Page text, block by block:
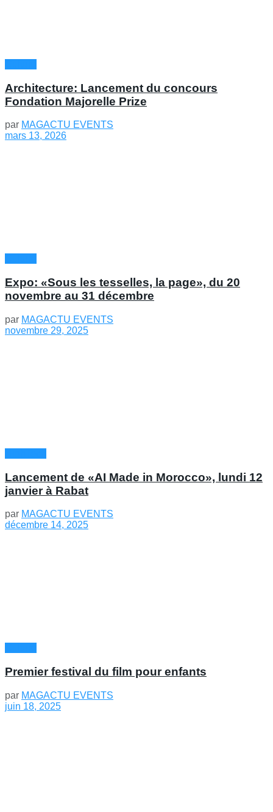
Architecture: Lancement du concours
Fondation Majorelle Prize
par MAGACTU EVENTS
mars 13, 2026
Expo: «Sous les tesselles, la page», du 20
novembre au 31 décembre
par MAGACTU EVENTS
novembre 29, 2025
Lancement de «AI Made in Morocco», lundi 12
janvier à Rabat
par MAGACTU EVENTS
décembre 14, 2025
Premier festival du film pour enfants
par MAGACTU EVENTS
juin 18, 2025